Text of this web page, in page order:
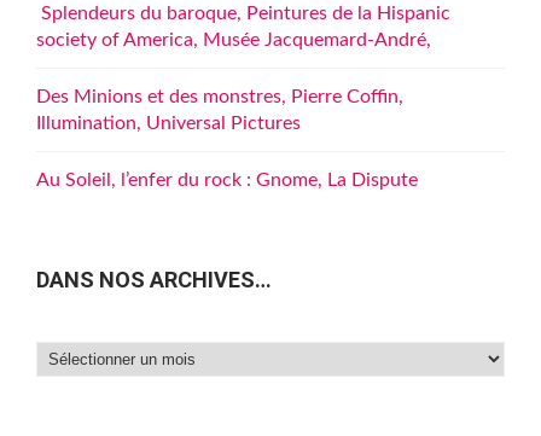
Splendeurs du baroque, Peintures de la Hispanic
society of America, Musée Jacquemard-André,
Des Minions et des monstres, Pierre Coffin,
Illumination, Universal Pictures
Au Soleil, l’enfer du rock : Gnome, La Dispute
DANS NOS ARCHIVES…
Dans